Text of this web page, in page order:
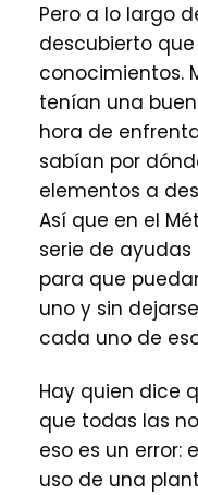
Pero a lo largo
descubierto
conocimientos.
tenían una
hora de
sabían por
elementos a
Así que en el
serie de ayudas
para que
uno y sin
cada uno de
Hay quien dice
que todas las
eso es un error:
uso de una